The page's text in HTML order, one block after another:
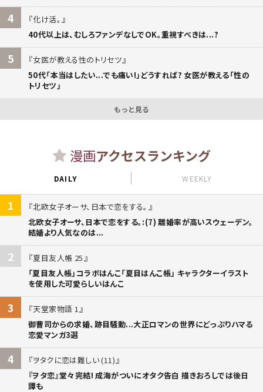
4
化け活。
40代以上は、むしろファンデなしでOK。重視すべきは...?
5
女医が教える性のトリセツ
50代「本当はしたい...でも痛い!」どうすれば? 女医が教える「性の
トリセツ」
もっと見る
漫画アクセスランキング
DAILY WEEKLY
1
北欧女子オーサ、日本で恋をする。
北欧女子オーサ、日本で恋をする。:(7) 離婚率が高いスウェーデン。
結婚より人気なのは...
2
夏目友人帳 25
「夏目友人帳」コラボはんこ「夏目はんこ帳」 キャラクターイラスト
を使用した可愛らしいはんこ
3
天堂家物語 1
御曹司からの求婚、跡目騒動...大正ロマンの世界にどっぷりハマる
恋愛マンガ3選
4
ヲタクに恋は難しい (11)
『ヲタ恋』堂々完結! 成海がついにオタク告白 描きおろしでは後日
譚も